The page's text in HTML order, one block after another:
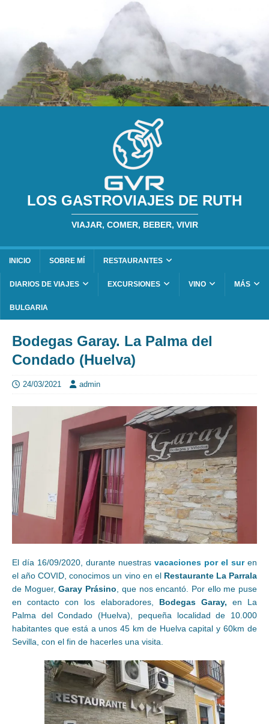
LOS GASTROVIAJES DE RUTH
VIAJAR, COMER, BEBER, VIVIR
INICIO SOBRE MÍ RESTAURANTES
DIARIOS DE VIAJES EXCURSIONES VINO MÁS
BULGARIA
Bodegas Garay. La Palma del
Condado (Huelva)
24/03/2021 admin
El día 16/09/2020, durante nuestras vacaciones por el suren
el año COVID, conocimos un vino en el Restaurante La Parrala
de Moguer,Garay Prásino, que nos encantó. Por ello me puse
en contacto con los elaboradores, Bodegas Garay, en La
Palma del Condado (Huelva), pequeña localidad de 10.000
habitantes que está a unos 45 km de Huelva capital y 60km de
Sevilla, con el fin de hacerles una visita.